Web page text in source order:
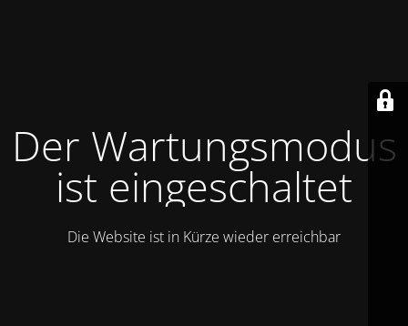
Der Wartungsmodus
ist eingeschaltet
Die Website ist in Kürze wieder erreichbar